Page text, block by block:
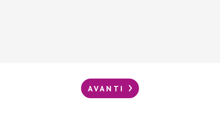
AVANTI